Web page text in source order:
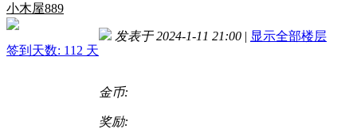
小木屋889
签到天数: 112 天
发表于 2024-1-11 21:00 | 显示全部楼层
金币:
奖励: